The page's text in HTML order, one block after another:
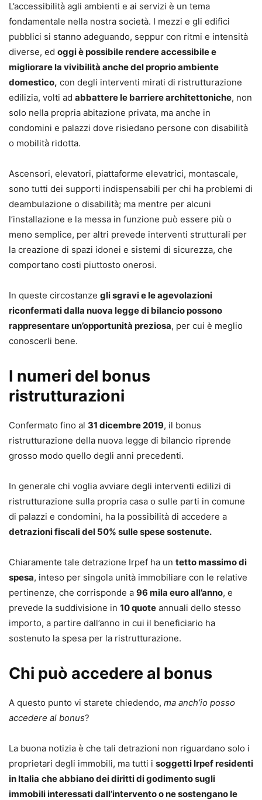
L’accessibilità agli ambienti e ai servizi è un tema
fondamentale nella nostra società. I mezzi e gli edifici
pubblici si stanno adeguando, seppur con ritmi e intensità
diverse, ed oggi è possibile rendere accessibile e
migliorare la vivibilità anche del proprio ambiente
domestico, con degli interventi mirati di ristrutturazione
edilizia, volti ad abbattere le barriere architettoniche, non
solo nella propria abitazione privata, ma anche in
condomini e palazzi dove risiedano persone con disabilità
o mobilità ridotta.
Ascensori, elevatori, piattaforme elevatrici, montascale,
sono tutti dei supporti indispensabili per chi ha problemi di
deambulazione o disabilità; ma mentre per alcuni
l’installazione e la messa in funzione può essere più o
meno semplice, per altri prevede interventi strutturali per
la creazione di spazi idonei e sistemi di sicurezza, che
comportano costi piuttosto onerosi.
In queste circostanze gli sgravi e le agevolazioni
riconfermati dalla nuova legge di bilancio possono
rappresentare un’opportunità preziosa, per cui è meglio
conoscerli bene.
I numeri del bonus
ristrutturazioni
Confermato fino al 31 dicembre 2019, il bonus
ristrutturazione della nuova legge di bilancio riprende
grosso modo quello degli anni precedenti.
In generale chi voglia avviare degli interventi edilizi di
ristrutturazione sulla propria casa o sulle parti in comune
di palazzi e condomini, ha la possibilità di accedere a
detrazioni fiscali del 50% sulle spese sostenute.
Chiaramente tale detrazione Irpef ha un tetto massimo di
spesa, inteso per singola unità immobiliare con le relative
pertinenze, che corrisponde a 96 mila euro all’anno, e
prevede la suddivisione in 10 quote annuali dello stesso
importo, a partire dall’anno in cui il beneficiario ha
sostenuto la spesa per la ristrutturazione.
Chi può accedere al bonus
A questo punto vi starete chiedendo, ma anch’io posso
accedere al bonus?
La buona notizia è che tali detrazioni non riguardano solo i
proprietari degli immobili, ma tutti i soggetti Irpef residenti
in Italia che abbiano dei diritti di godimento sugli
immobili interessati dall’intervento o ne sostengano le